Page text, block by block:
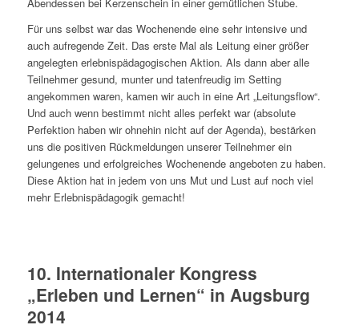
Für uns selbst war das Wochenende eine sehr intensive und
auch aufregende Zeit. Das erste Mal als Leitung einer größer
angelegten erlebnispädagogischen Aktion. Als dann aber alle
Teilnehmer gesund, munter und tatenfreudig im Setting
angekommen waren, kamen wir auch in eine Art „Leitungsflow“.
Und auch wenn bestimmt nicht alles perfekt war (absolute
Perfektion haben wir ohnehin nicht auf der Agenda), bestärken
uns die positiven Rückmeldungen unserer Teilnehmer ein
gelungenes und erfolgreiches Wochenende angeboten zu haben.
Diese Aktion hat in jedem von uns Mut und Lust auf noch viel
mehr Erlebnispädagogik gemacht!
10. Internationaler Kongress
„Erleben und Lernen“ in Augsburg
2014